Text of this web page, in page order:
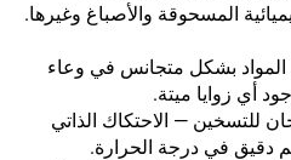
المسحوقة والأصباغ وغيرها.
المواد بشكل متجانس في وعاء
للتسخين — الاحتكاك الذاتي
دقيق في درجة الحرارة.